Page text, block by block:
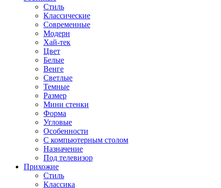
Стиль
Классические
Современные
Модерн
Хай-тек
Цвет
Белые
Венге
Светлые
Темные
Размер
Мини стенки
Форма
Угловые
Особенности
С компьютерным столом
Назначение
Под телевизор
Прихожие
Стиль
Классика